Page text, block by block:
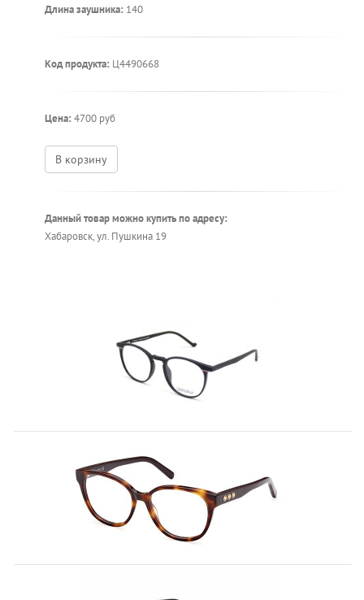
Длина заушника: 140
Код продукта: Ц4490668
Цена: 4700 руб
В корзину
Данный товар можно купить по адресу:
Хабаровск, ул. Пушкина 19